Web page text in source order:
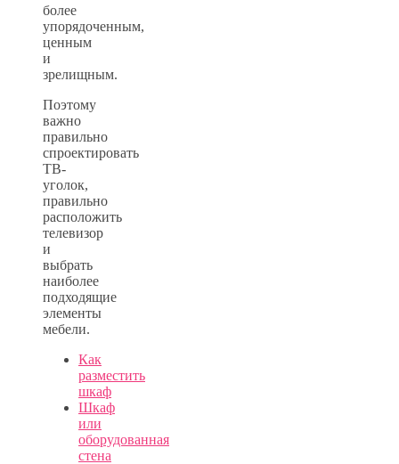
более
упорядоченным,
ценным
и
зрелищным.
Поэтому
важно
правильно
спроектировать
ТВ-
уголок,
правильно
расположить
телевизор
и
выбрать
наиболее
подходящие
элементы
мебели.
Как
разместить
шкаф
Шкаф
или
оборудованная
стена